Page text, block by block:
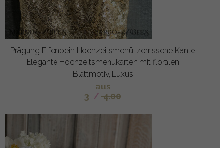
Prägung Elfenbein Hochzeitsmenü, zerrissene Kante
Elegante Hochzeitsmenükarten mit floralen
Blattmotiv, Luxus
aus
3 / 4.00